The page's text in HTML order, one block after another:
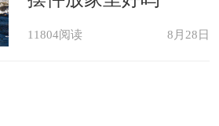
11804阅读 8月28日